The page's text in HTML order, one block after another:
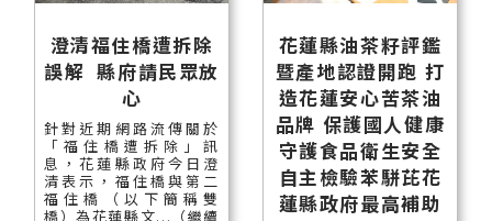
澄清福住橋遭拆除
誤解 縣府請民眾放
心
針對近期網路流傳關於
「福住橋遭拆除」訊
息，花蓮縣政府今日澄
清表示，福住橋與第二
福住橋（以下簡稱雙
橋）為花蓮縣文...（繼續
花蓮縣油茶籽評鑑
暨產地認證開跑 打
造花蓮安心苦茶油
品牌 保護國人健康
守護食品衛生安全
自主檢驗苯駢芘花
蓮縣政府最高補助